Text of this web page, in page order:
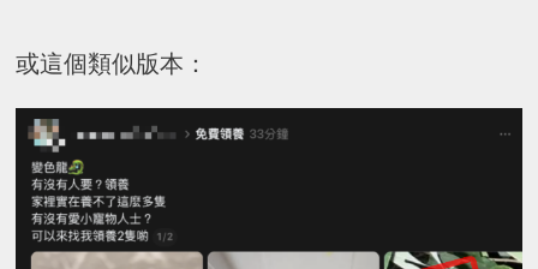
或這個類似版本：